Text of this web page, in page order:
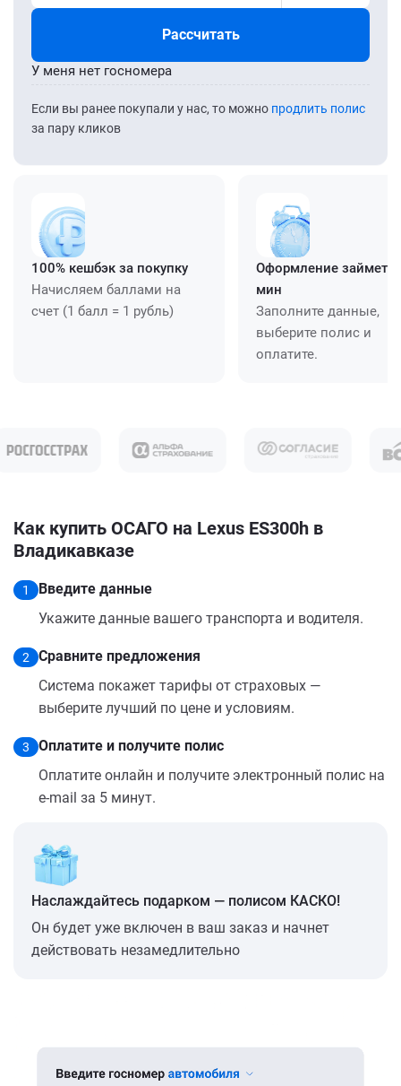
Рассчитать
Если вы ранее покупали у нас, то можно продлить полис
за пару кликов
У меня нет госномера
100% кешбэк за покупку
Начисляем баллами на
счет (1 балл = 1 рубль)
Оформление займет
мин
Заполните данные,
выберите полис и
оплатите.
Как купить ОСАГО на Lexus ES300h в
Владикавказе
1
Введите данные
Укажите данные вашего транспорта и водителя.
2
Сравните предложения
Система покажет тарифы от страховых —
выберите лучший по цене и условиям.
3
Оплатите и получите полис
Оплатите онлайн и получите электронный полис на
e-mail за 5 минут.
Наслаждайтесь подарком — полисом КАСКО!
Он будет уже включен в ваш заказ и начнет
действовать незамедлительно